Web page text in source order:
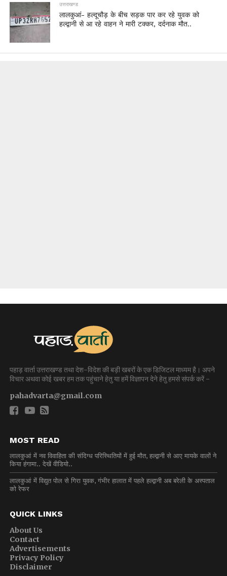
उत्तराखण्ड
लालकुआं- हल्दूचौड़ के बीच सड़क पार कर रहे युवक को
हल्द्वानी से आ रहे वाहन ने मारी टक्कर, दर्दनाक मौत..
पहाड़ वार्ता उत्तराखण्ड तथा देश-विदेश की बड़ी खबरों के एक डिजिटल माध्यम है। अपने
विचार अथवा कोई खबर हम तक पहुंचाने हेतु या हमें विज्ञापन देने हेतु हमसे संपर्क करें -
pahadvarta@gmail.com
MOST READ
लालकुआं में नव विवाहिता की संदिग्ध परिस्थितियों में हुई मौत, हल्द्वानी से आए मायके वालों ने
किया हंगामा.. देखें वीडियो..
लालकुआं में विद्युत पोल से गिरा युवक, गंभीर हालात में पहले हल्द्वानी अब बरेली के अस्पताल
को रेफर
QUICK LINKS
About Us
Contact
Advertisements
Privacy Policy
Disclaimer